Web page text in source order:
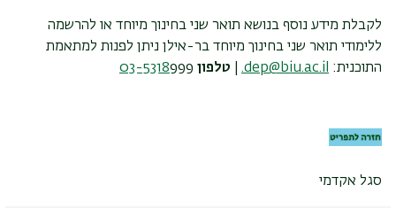
לקבלת מידע נוסף בנושא תואר שני בחינוך מיוחד או להרשמה
ללימודי תואר שני בחינוך מיוחד בר-אילן ניתן לפנות למתאמת
התוכנית:
dep@biu.ac.il
. טלפון 03-5318999
סגל אקדמי